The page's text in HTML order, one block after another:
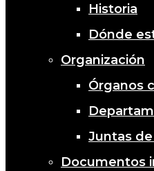
Historia
Dónde
Organización
Órganos
Juntas
Documentos